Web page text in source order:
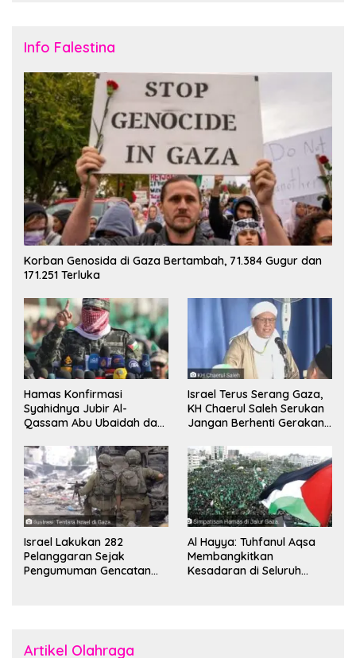
Info Falestina
Korban Genosida di Gaza Bertambah, 71.384 Gugur dan
171.251 Terluka
Hamas Konfirmasi
Syahidnya Jubir Al-
Qassam Abu Ubaidah dan
Sinwar
Israel Terus Serang Gaza,
KH Chaerul Saleh Serukan
Jangan Berhenti Gerakan
Israel Lakukan 282
Pelanggaran Sejak
Pengumuman Gencatan
Al Hayya: Tuhfanul Aqsa
Membangkitkan
Kesadaran di Seluruh
Artikel Olahraga